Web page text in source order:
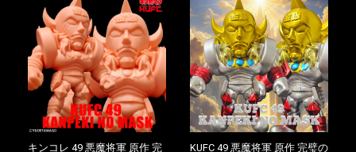
キンコレ 49 悪魔将軍 原作 完 KUFC 49 悪魔将軍 原作 完璧の